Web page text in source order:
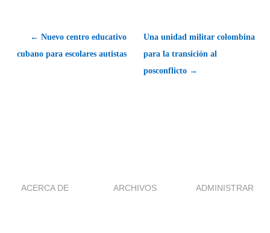
← Nuevo centro educativo
cubano para escolares autistas
Una unidad militar colombina
para la transición al
posconflicto →
ACERCA DE ARCHIVOS ADMINISTRAR